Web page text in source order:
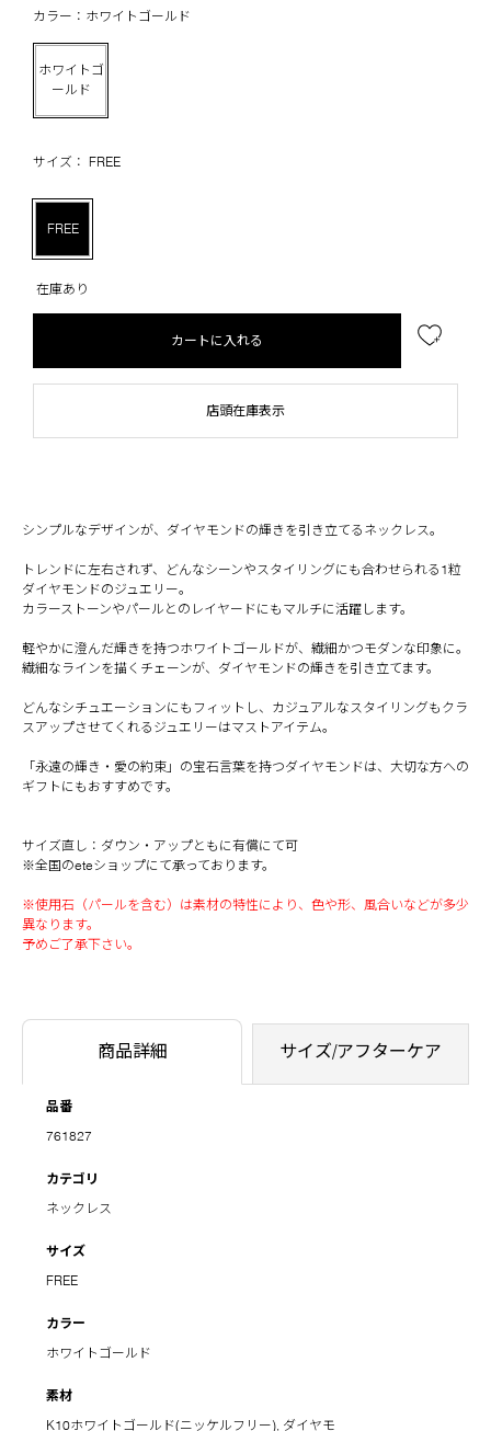
カラー：ホワイトゴールド
ホワイトゴ
ールド
サイズ： FREE
FREE
在庫あり
カートに入れる
店頭在庫表示
シンプルなデザインが、ダイヤモンドの輝きを引き立てるネックレス。
トレンドに左右されず、どんなシーンやスタイリングにも合わせられる1粒
ダイヤモンドのジュエリー。
カラーストーンやパールとのレイヤードにもマルチに活躍します。
軽やかに澄んだ輝きを持つホワイトゴールドが、繊細かつモダンな印象に。
繊細なラインを描くチェーンが、ダイヤモンドの輝きを引き立てます。
どんなシチュエーションにもフィットし、カジュアルなスタイリングもクラ
スアップさせてくれるジュエリーはマストアイテム。
「永遠の輝き・愛の約束」の宝石言葉を持つダイヤモンドは、大切な方への
ギフトにもおすすめです。
サイズ直し：ダウン・アップともに有償にて可
※全国のeteショップにて承っております。
※使用石（パールを含む）は素材の特性により、色や形、風合いなどが多少
異なります。
予めご了承下さい。
商品詳細 サイズ/アフターケア
品番
761827
カテゴリ
ネックレス
サイズ
FREE
カラー
ホワイトゴールド
素材
K10ホワイトゴールド(ニッケルフリー), ダイヤモ